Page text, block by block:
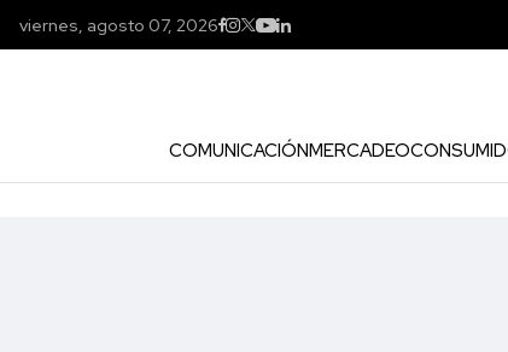
viernes, agosto 07, 2026
COMUNICACIÓNMERCADEO